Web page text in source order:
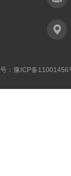
： 豫ICP备11001456